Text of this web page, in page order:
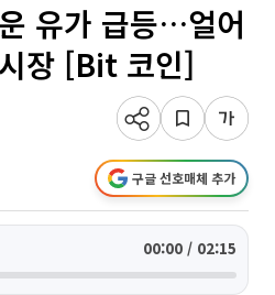
유가 급등…얼어
장 [Bit 코인]
구글 선호매체 추가
00:00 / 02:15